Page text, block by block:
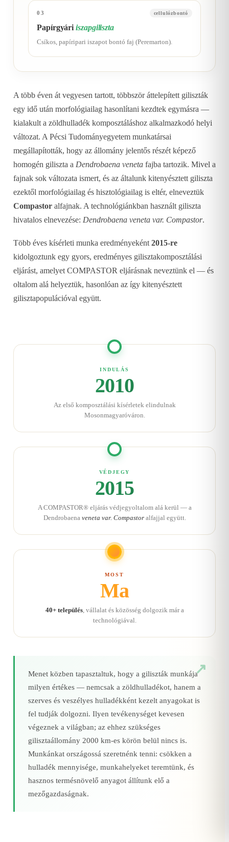
03 cellulózbontó
Papírgyáriiszapgiliszta
Csíkos, papíripari iszapot bontó faj (Peremarton).
A több éven át vegyesen tartott, többször áttelepített giliszták
egy idő után morfológiailag hasonlítani kezdtek egymásra —
kialakult a zöldhulladék komposztáláshoz alkalmazkodó helyi
változat. A Pécsi Tudományegyetem munkatársai
megállapították, hogy az állomány jelentős részét képező
homogén giliszta a Dendrobaena veneta fajba tartozik. Mivel a
fajnak sok változata ismert, és az általunk kitenyésztett giliszta
ezektől morfológiailag és hisztológiailag is eltér, elneveztük
Compastor alfajnak. A technológiánkban használt giliszta
hivatalos elnevezése: Dendrobaena veneta var. Compastor.
Több éves kísérleti munka eredményeként 2015-re
kidolgoztunk egy gyors, eredményes gilisztakomposztálási
eljárást, amelyet COMPASTOR eljárásnak neveztünk el — és
oltalom alá helyeztük, hasonlóan az így kitenyésztett
gilisztapopulációval együtt.
INDULÁS
2010
Az első komposztálási kísérletek elindulnak
Mosonmagyaróváron.
VÉDJEGY
2015
A COMPASTOR® eljárás védjegyoltalom alá kerül — a
Dendrobaena veneta var. Compastoralfajjal együtt.
MOST
Ma
40+ település, vállalat és közösség dolgozik már a
technológiával.
Menet közben tapasztaltuk, hogy a giliszták munkája
milyen értékes — nemcsak a zöldhulladékot, hanem a
szerves és veszélyes hulladékként kezelt anyagokat is
fel tudják dolgozni. Ilyen tevékenységet kevesen
végeznek a világban; az ehhez szükséges
gilisztaállomány 2000 km‑es körön belül nincs is.
Munkánkat országossá szeretnénk tenni: csökken a
hulladék mennyisége, munkahelyeket teremtünk, és
hasznos termésnövelő anyagot állítunk elő a
mezőgazdaságnak.